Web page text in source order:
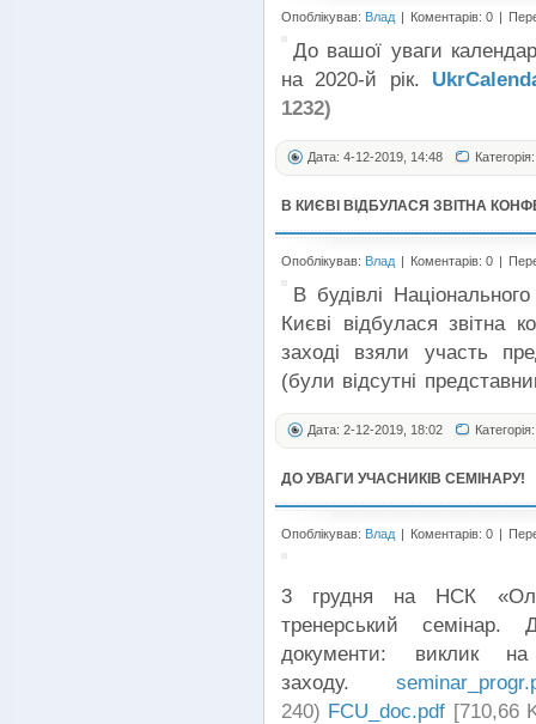
Опоблікував: Влад | Коментарів: 0 |
До вашої уваги
на 2020-й рік.
1232)
Дата: 4-12-2019, 14:48
В КИЄВІ ВІДБУЛАСЯ ЗВІТНА
Опоблікував: Влад | Коментарів: 0 |
В будівлі
Києві відбулася звітна
заході взяли участь
(були відсутні
Дата: 2-12-2019, 18:02
ДО УВАГИ УЧАСНИКІВ СЕМІНАРУ!
Опоблікував: Влад | Коментарів: 0 |
3 грудня на НСК
тренерський семінар.
документи: виклик
заходу.
240) FCU_doc.pdf [710,66